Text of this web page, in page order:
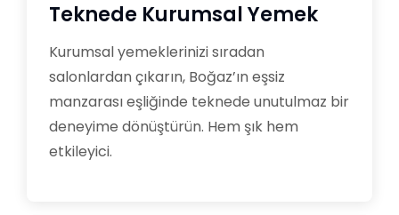
Teknede Kurumsal Yemek
Kurumsal yemeklerinizi sıradan
salonlardan çıkarın, Boğaz’ın eşsiz
manzarası eşliğinde teknede unutulmaz bir
deneyime dönüştürün. Hem şık hem
etkileyici.